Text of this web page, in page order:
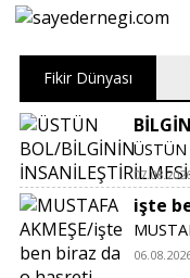
Fikir Dünyası
işte